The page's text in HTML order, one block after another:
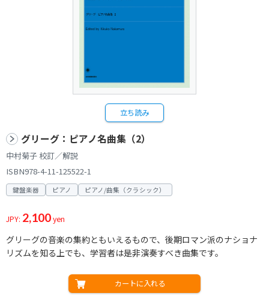
立ち読み
グリーグ：ピアノ名曲集（2）
中村菊子 校訂／解説
ISBN978-4-11-125522-1
鍵盤楽器 ピアノ ピアノ/曲集（クラシック）
JPY: 2,100yen
グリーグの音楽の集約ともいえるもので、後期ロマン派のナショナ
リズムを知る上でも、学習者は是非演奏すべき曲集です。
カートに入れる